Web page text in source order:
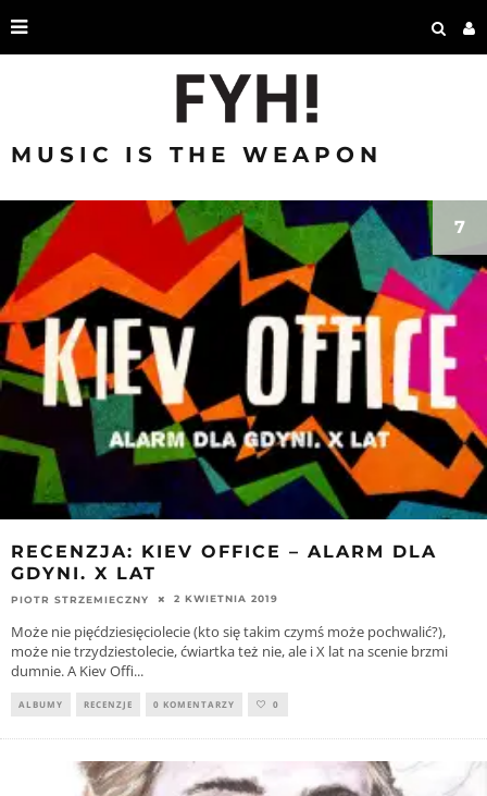
MUSIC IS THE WEAPON
7
RECENZJA: KIEV OFFICE – ALARM DLA
GDYNI. X LAT
PIOTR STRZEMIECZNY 2 KWIETNIA 2019
Może nie pięćdziesięciolecie (kto się takim czymś może pochwalić?),
może nie trzydziestolecie, ćwiartka też nie, ale i X lat na scenie brzmi
dumnie. A Kiev Offi...
ALBUMY RECENZJE 0 KOMENTARZY 0